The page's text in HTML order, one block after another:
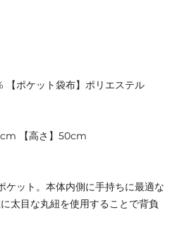
【ポケット袋布】ポリエステル
【高さ】50cm
ケット。本体内側に手持ちに最適な
太目な丸紐を使用することで背負